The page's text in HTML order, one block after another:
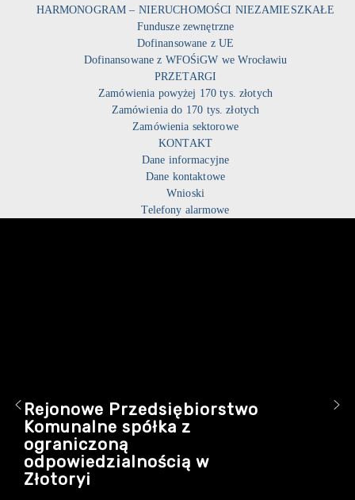
HARMONOGRAM – NIERUCHOMOŚCI NIEZAMIESZKAŁE
Fundusze zewnętrzne
Dofinansowane z UE
Dofinansowane z WFOŚiGW we Wrocławiu
PRZETARGI
Zamówienia powyżej 170 tys. złotych
Zamówienia do 170 tys. złotych
Zamówienia sektorowe
KONTAKT
Dane informacyjne
Dane kontaktowe
Wnioski
Telefony alarmowe
Rejonowe Przedsiębiorstwo
Komunalne spółka z
ograniczoną
odpowiedzialnością w
Złotoryi